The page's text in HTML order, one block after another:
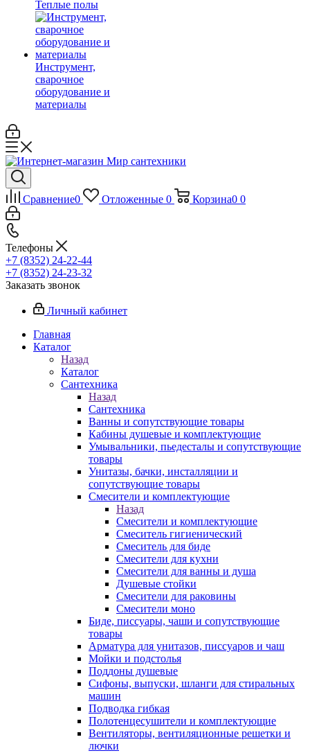
Теплые полы
Инструмент,
сварочное
оборудование и
материалы
Сравнение0 Отложенные 0 Корзина0 0
Телефоны
+7 (8352) 24-22-44
+7 (8352) 24-23-32
Заказать звонок
Личный кабинет
Главная
Каталог
Назад
Каталог
Сантехника
Назад
Сантехника
Ванны и сопутствующие товары
Кабины душевые и комплектующие
Умывальники, пьедесталы и сопутствующие
товары
Унитазы, бачки, инсталляции и
сопутствующие товары
Смесители и комплектующие
Назад
Смесители и комплектующие
Смеситель гигиенический
Смеситель для биде
Смесители для кухни
Смесители для ванны и душа
Душевые стойки
Смесители для раковины
Смесители моно
Биде, писсуары, чаши и сопутствующие
товары
Арматура для унитазов, писсуаров и чаш
Мойки и подстолья
Поддоны душевые
Сифоны, выпуски, шланги для стиральных
машин
Подводка гибкая
Полотенцесушители и комплектующие
Вентиляторы, вентиляционные решетки и
лючки